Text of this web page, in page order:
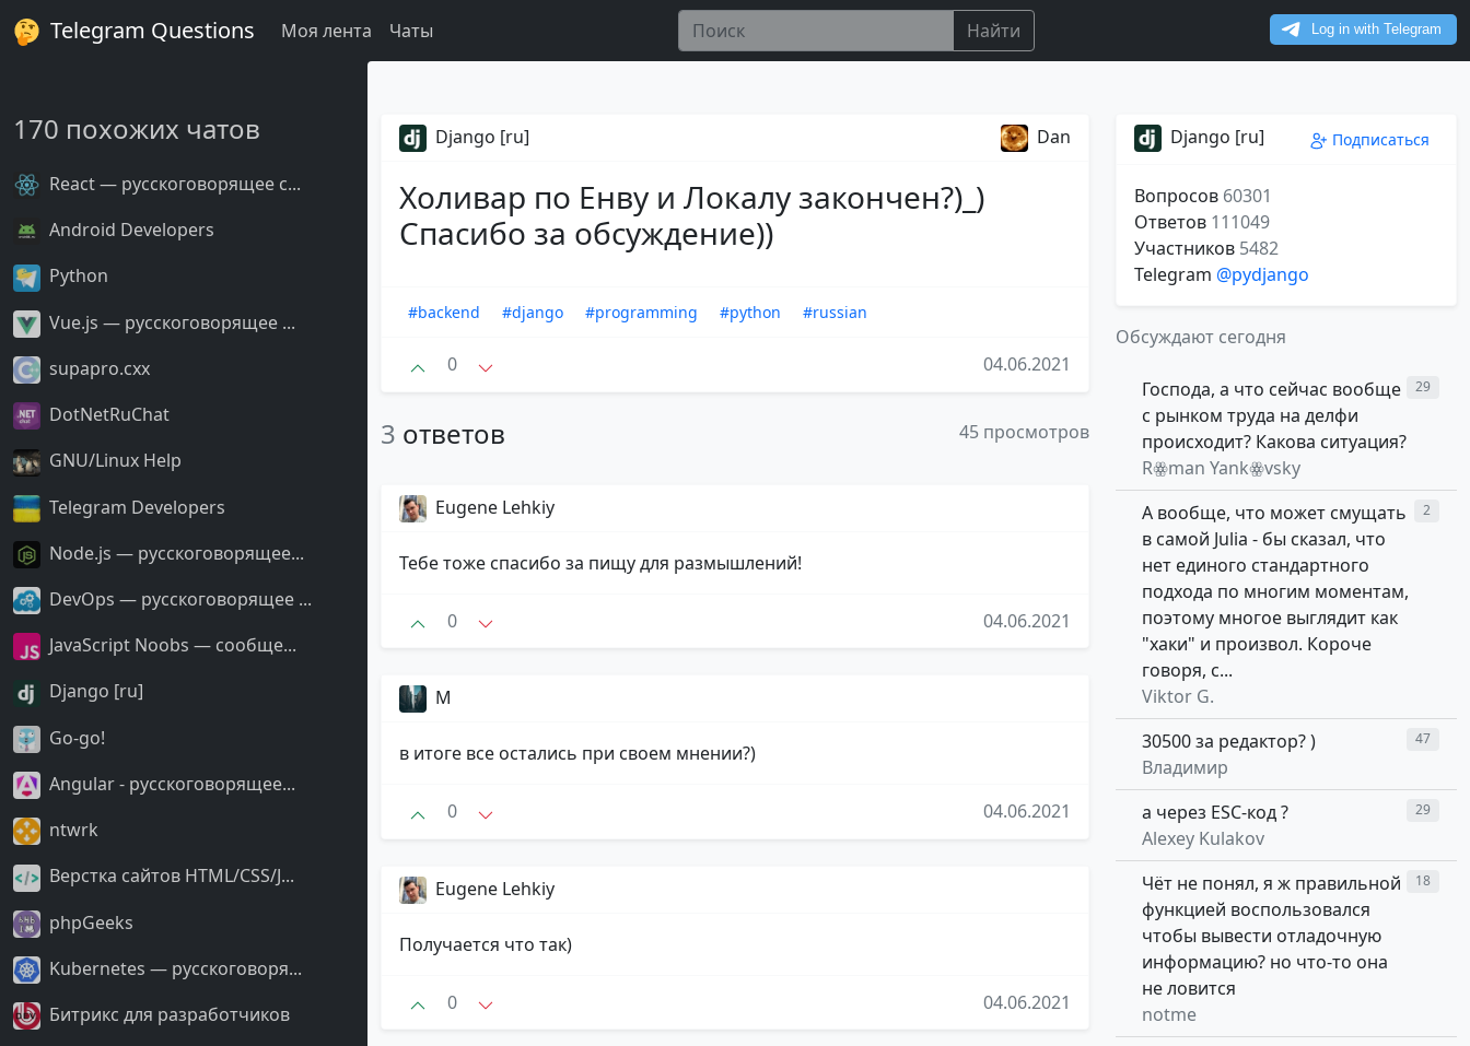
Telegram Questions Моя лента Чаты Найти
170 похожих чатов
React — русскоговорящее с...
Android Developers
Python
Vue.js — русскоговорящее ...
supapro.cxx
DotNetRuChat
GNU/Linux Help
Telegram Developers
Node.js — русскоговорящее...
DevOps — русскоговорящее ...
JavaScript Noobs — сообще...
Django [ru]
Go-go!
Angular - русскоговорящее...
ntwrk
Верстка сайтов HTML/CSS/J...
phpGeeks
Kubernetes — русскоговоря...
Битрикс для разработчиков
Django [ru] Dan
Холивар по Енву и Локалу закончен?)_)
Спасибо за обсуждение))
#backend #django #programming #python #russian
0 04.06.2021
3 ответов 45 просмотров
Eugene Lehkiy
Тебе тоже спасибо за пищу для размышлений!
0 04.06.2021
М
в итоге все остались при своем мнении?)
0 04.06.2021
Eugene Lehkiy
Получается что так)
0 04.06.2021
Django [ru] Подписаться
Вопросов 60301
Ответов 111049
Участников 5482
Telegram @pydjango
Обсуждают сегодня
Господа, а что сейчас вообще
с рынком труда на делфи
происходит? Какова ситуация?
Rꙮman Yankꙮvsky
29
А вообще, что может смущать
в самой Julia - бы сказал, что
нет единого стандартного
подхода по многим моментам,
поэтому многое выглядит как
"хаки" и произвол. Короче
говоря, с...
Viktor G.
2
30500 за редактор? )
Владимир
47
а через ESC-код ?
Alexey Kulakov
29
Чёт не понял, я ж правильной
функцией воспользовался
чтобы вывести отладочную
информацию? но что-то она
не ловится
notme
18